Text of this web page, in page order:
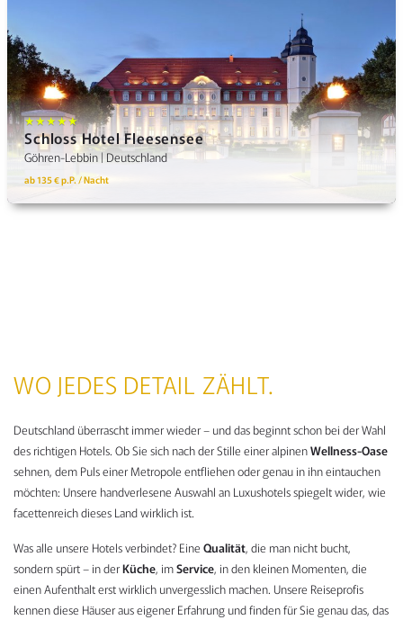
★★★★★
Schloss Hotel Fleesensee
Göhren-Lebbin | Deutschland
ab 135 € p.P. / Nacht
WO JEDES DETAIL ZÄHLT.
Deutschland überrascht immer wieder – und das beginnt schon bei der Wahl
des richtigen Hotels. Ob Sie sich nach der Stille einer alpinenWellness-Oase
sehnen, dem Puls einer Metropole entfliehen oder genau in ihn eintauchen
möchten: Unsere handverlesene Auswahl an Luxushotels spiegelt wider, wie
facettenreich dieses Land wirklich ist.
Was alle unsere Hotels verbindet? Eine Qualität, die man nicht bucht,
sondern spürt – in derKüche, imService, in den kleinen Momenten, die
einen Aufenthalt erst wirklich unvergesslich machen. Unsere Reiseprofis
kennen diese Häuser aus eigener Erfahrung und finden für Sie genau das, das